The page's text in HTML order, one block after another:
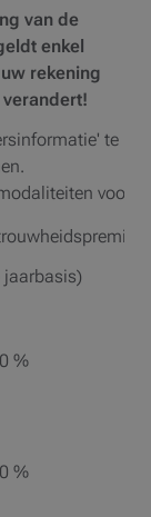
van de
enkel
rekening
te
voor
jaarbasis)
%
%